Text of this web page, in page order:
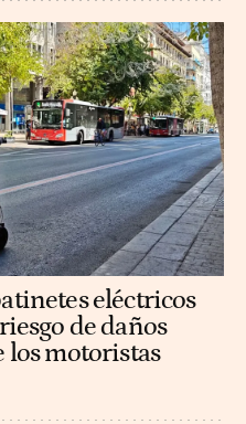
eléctricos
de daños
los motoristas